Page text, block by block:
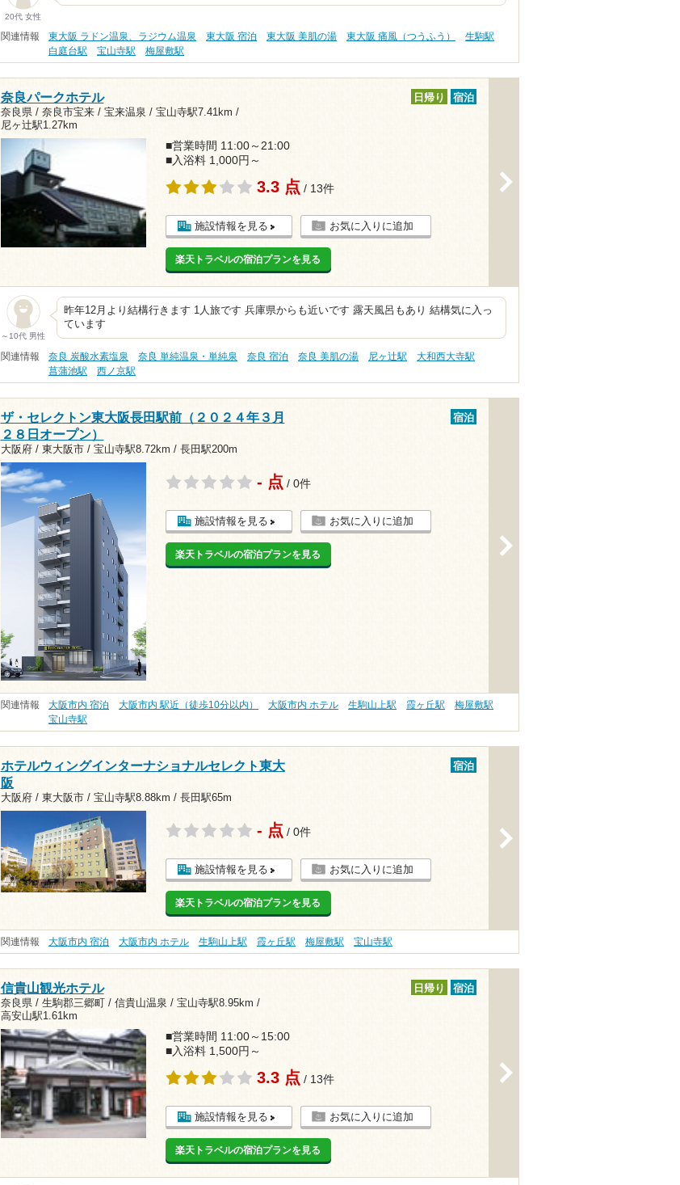
20代 女性
関連情報 東大阪 ラドン温泉、ラジウム温泉 東大阪 宿泊 東大阪 美肌の湯 東大阪 痛風（つうふう）
生駒駅
白庭台駅
宝山寺駅 梅屋敷駅
奈良パークホテル
奈良県 / 奈良市宝来 / 宝来温泉 / 宝山寺駅7.41km /
尼ヶ辻駅1.27km
日帰り 宿泊
■営業時間 11:00～21:00
■入浴料 1,000円～
3.3 点 / 13件
施設情報を見る お気に入りに追加
楽天トラベルの宿泊プランを見る
～10代 男性
昨年12月より結構行きます 1人旅です 兵庫県からも近いです 露天風呂もあり 結構気に入っ
ています
関連情報 奈良 炭酸水素塩泉 奈良 単純温泉・単純泉 奈良 宿泊 奈良 美肌の湯 尼ヶ辻駅
大和西大寺駅
菖蒲池駅
西ノ京駅
ザ・セレクトン東大阪長田駅前（２０２４年３月
２８日オープン）
大阪府 / 東大阪市 / 宝山寺駅8.72km / 長田駅200m
宿泊
- 点 / 0件
施設情報を見る お気に入りに追加
楽天トラベルの宿泊プランを見る
関連情報 大阪市内 宿泊 大阪市内 駅近（徒歩10分以内） 大阪市内 ホテル 生駒山上駅 霞ヶ丘駅
梅屋敷駅
宝山寺駅
ホテルウィングインターナショナルセレクト東大
阪
大阪府 / 東大阪市 / 宝山寺駅8.88km / 長田駅65m
宿泊
- 点 / 0件
施設情報を見る お気に入りに追加
楽天トラベルの宿泊プランを見る
関連情報 大阪市内 宿泊 大阪市内 ホテル 生駒山上駅 霞ヶ丘駅 梅屋敷駅 宝山寺駅
信貴山観光ホテル
奈良県 / 生駒郡三郷町 / 信貴山温泉 / 宝山寺駅8.95km /
高安山駅1.61km
日帰り 宿泊
■営業時間 11:00～15:00
■入浴料 1,500円～
3.3 点 / 13件
施設情報を見る お気に入りに追加
楽天トラベルの宿泊プランを見る